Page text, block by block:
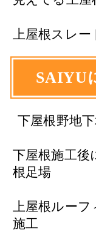
上屋根スレー
SAIYU
下屋根野地
下屋根施工後
根足場
上屋根ルー
施工